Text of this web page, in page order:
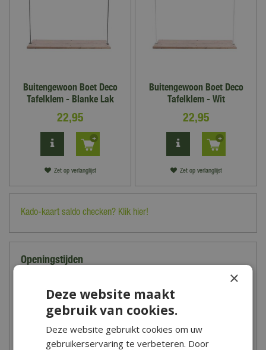
Buitengewoon Boet Deco
Tafelklem - Blanke Lak
22,95
Zet op verlanglijst
Buitengewoon Boet Deco
Tafelklem - Wit
22,95
Zet op verlanglijst
Kado-kaart saldo checken? Klik hier!
Openingstijden
09:00 - 18:00
Woensdag
Donderdag
09:00 - 21:00
×
Deze website maakt
gebruik van cookies.
Deze website gebruikt cookies om uw
gebruikerservaring te verbeteren. Door